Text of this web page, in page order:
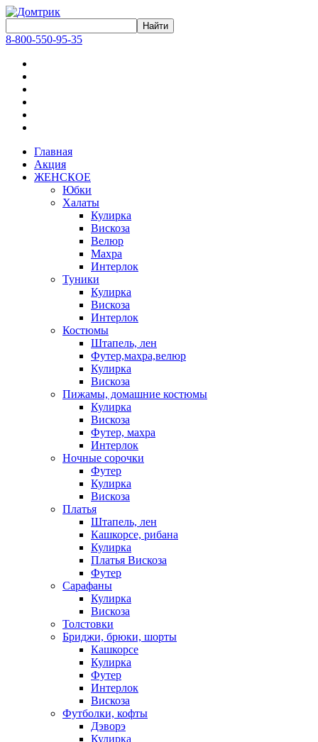
8-800-550-95-35
Главная
Акция
ЖЕНСКОЕ
Юбки
Халаты
Кулирка
Вискоза
Велюр
Махра
Интерлок
Туники
Кулирка
Вискоза
Интерлок
Костюмы
Штапель, лен
Футер,махра,велюр
Кулирка
Вискоза
Пижамы, домашние костюмы
Кулирка
Вискоза
Футер, махра
Интерлок
Ночные сорочки
Футер
Кулирка
Вискоза
Платья
Штапель, лен
Кашкорсе, рибана
Кулирка
Платья Вискоза
Футер
Сарафаны
Кулирка
Вискоза
Толстовки
Бриджи, брюки, шорты
Кашкорсе
Кулирка
Футер
Интерлок
Вискоза
Футболки, кофты
Дэворэ
Кулирка